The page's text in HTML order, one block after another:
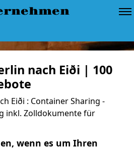
nach Eiði | 100
Eiði : Container Sharing -
inkl. Zolldokumente für
wenn es um Ihren